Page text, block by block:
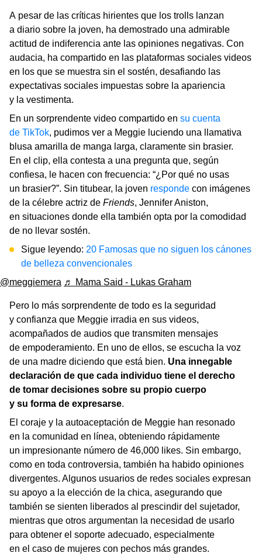
A pesar de las críticas hirientes que los trolls lanzan
a diario sobre la joven, ha demostrado una admirable
actitud de indiferencia ante las opiniones negativas. Con
audacia, ha compartido en las plataformas sociales videos
en los que se muestra sin el sostén, desafiando las
expectativas sociales impuestas sobre la apariencia
y la vestimenta.
En un sorprendente video compartido en su cuenta
de TikTok, pudimos ver a Meggie luciendo una llamativa
blusa amarilla de manga larga, claramente sin brasier.
En el clip, ella contesta a una pregunta que, según
confiesa, le hacen con frecuencia: “¿Por qué no usas
un brasier?”. Sin titubear, la joven responde con imágenes
de la célebre actriz de Friends, Jennifer Aniston,
en situaciones donde ella también opta por la comodidad
de no llevar sostén.
Sigue leyendo: 20 Famosas que no siguen los cánones
de belleza convencionales
@meggiemera ♬ Mama Said - Lukas Graham
Pero lo más sorprendente de todo es la seguridad
y confianza que Meggie irradia en sus videos,
acompañados de audios que transmiten mensajes
de empoderamiento. En uno de ellos, se escucha la voz
de una madre diciendo que está bien. Una innegable
declaración de que cada individuo tiene el derecho
de tomar decisiones sobre su propio cuerpo
y su forma de expresarse.
El coraje y la autoaceptación de Meggie han resonado
en la comunidad en línea, obteniendo rápidamente
un impresionante número de 46,000 likes. Sin embargo,
como en toda controversia, también ha habido opiniones
divergentes. Algunos usuarios de redes sociales expresan
su apoyo a la elección de la chica, asegurando que
también se sienten liberados al prescindir del sujetador,
mientras que otros argumentan la necesidad de usarlo
para obtener el soporte adecuado, especialmente
en el caso de mujeres con pechos más grandes.